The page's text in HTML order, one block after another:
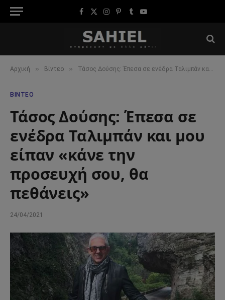
Facebook
X
Instagram
Pinterest
TumblrYouTube
Αρχική » Βίντεο » Τάσος Δούσης: Έπεσα σε ενέδρα Ταλιμπάν και μου είπαν «κάνε την προσευχή σου, θα πεθάνεις»
ΒΊΝΤΕΟ
Τάσος Δούσης: Έπεσα σε
ενέδρα Ταλιμπάν και μου
είπαν «κάνε την
προσευχή σου, θα
πεθάνεις»
24/04/2021